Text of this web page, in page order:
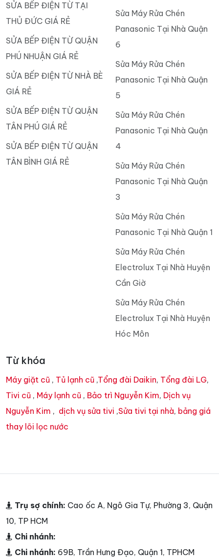
SỬA BẾP ĐIỆN TỪ TẠI
THỦ ĐỨC GIÁ RẺ
SỬA BẾP ĐIỆN TỪ QUẬN
PHÚ NHUẬN GIÁ RẺ
SỬA BẾP ĐIỆN TỪ NHÀ BÈ
GIÁ RẺ
SỬA BẾP ĐIỆN TỪ QUẬN
TÂN PHÚ GIÁ RẺ
SỬA BẾP ĐIỆN TỪ QUẬN
TÂN BÌNH GIÁ RẺ
Sửa Máy Rửa Chén
Panasonic Tại Nhà Quận
6
Sửa Máy Rửa Chén
Panasonic Tại Nhà Quận
5
Sửa Máy Rửa Chén
Panasonic Tại Nhà Quận
4
Sửa Máy Rửa Chén
Panasonic Tại Nhà Quận
3
Sửa Máy Rửa Chén
Panasonic Tại Nhà Quận 1
Sửa Máy Rửa Chén
Electrolux Tại Nhà Huyện
Cần Giờ
Sửa Máy Rửa Chén
Electrolux Tại Nhà Huyện
Hóc Môn
Từ khóa
Máy giặt cũ , Tủ lạnh cũ ,Tổng đài Daikin, Tổng đài LG,
Tivi cũ , Máy lạnh cũ , Bảo trì Nguyễn Kim, Dịch vụ
Nguyễn Kim , dịch vụ sửa tivi ,Sửa tivi tại nhà, bảng giá
thay lõi lọc nước
Trụ sợ chính: Cao ốc A, Ngô Gia Tự, Phường 3, Quận
10, TP HCM
Chi nhánh:
Chi nhánh: 69B, Trần Hưng Đạo, Quận 1, TPHCM